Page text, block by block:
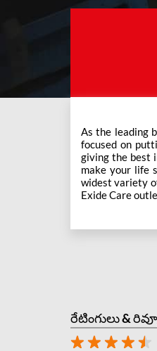
As the leading
focused on
giving the best
make your life
widest variety
Exide Care
This ever-
రేటింగులు &